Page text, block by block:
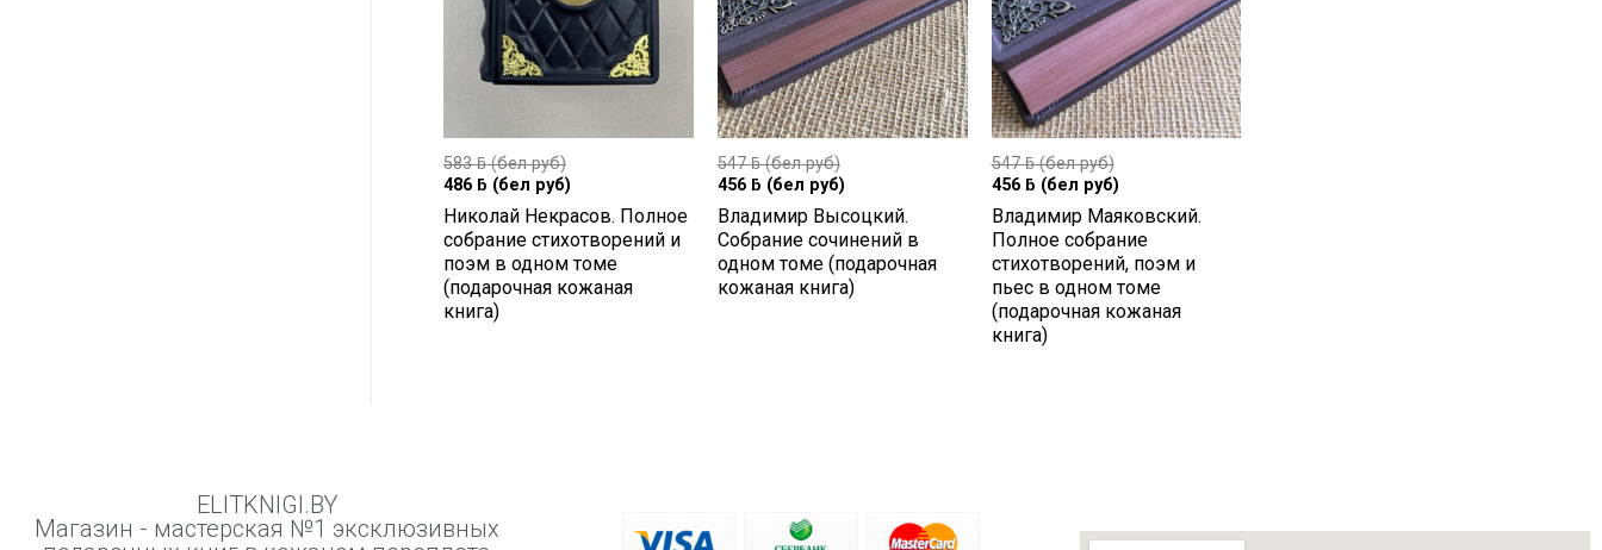
583ƃ(бел руб)
486 ƃ (бел руб)
Николай Некрасов. Полное
собрание стихотворений и
поэм в одном томе
(подарочная кожаная
книга)
547ƃ(бел руб)
456 ƃ (бел руб)
Владимир Высоцкий.
Собрание сочинений в
одном томе (подарочная
кожаная книга)
547ƃ(бел руб)
456 ƃ (бел руб)
Владимир Маяковский.
Полное собрание
стихотворений, поэм и
пьес в одном томе
(подарочная кожаная
книга)
ELITKNIGI.BY
Магазин - мастерская №1 эксклюзивных